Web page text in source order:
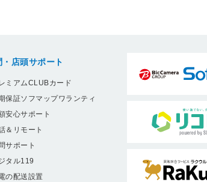
・店頭サポート
ミアムCLUBカード
保証ソフマップワランティ
安心サポート
＆リモート
サポート
タル119
の配送設置